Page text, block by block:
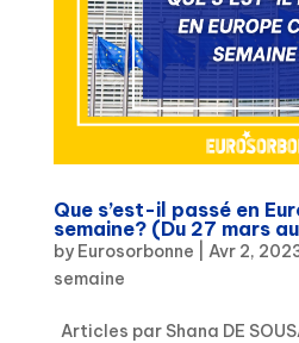
Que s’est-il passé en
semaine? (Du 27 mars
by Eurosorbonne Avr 2,
semaine
Articles par Shana DE